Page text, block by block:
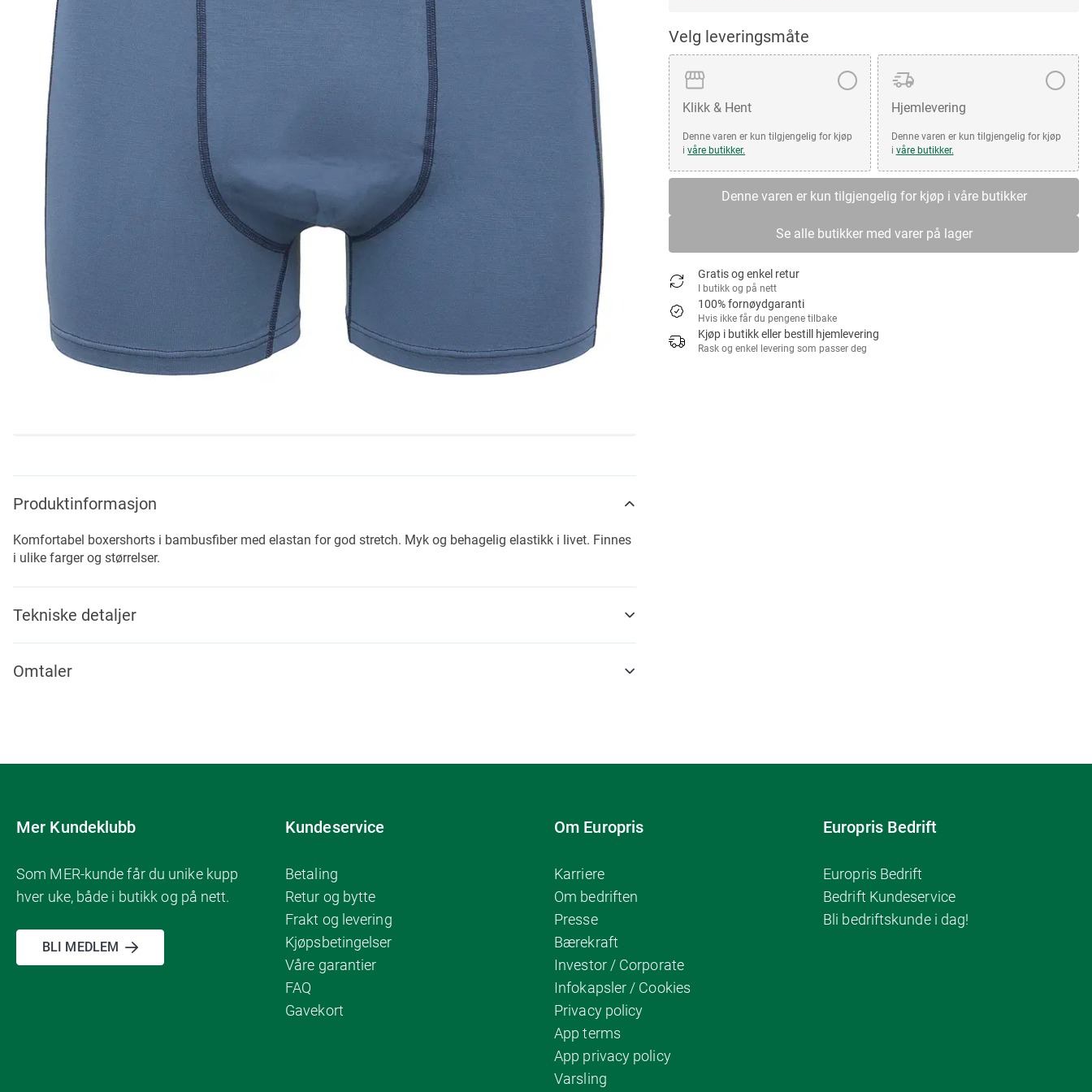
Velg leveringsmåte
Klikk & Hent
Denne varen er kun tilgjengelig for kjøp
ivåre butikker.
Hjemlevering
Denne varen er kun tilgjengelig for kjøp
i våre butikker.
Denne varen er kun tilgjengelig for kjøp i våre butikker
Se alle butikker med varer på lager
Gratis og enkel retur
I butikk og på nett
100% fornøydgaranti
Hvis ikke får du pengene tilbake
Kjøp i butikk eller bestill hjemlevering
Rask og enkel levering som passer deg
the
beginning
the
images
Produktinformasjon
Komfortabel boxershorts i bambusfiber med elastan for god stretch. Myk og behagelig elastikk i livet. Finnes
i ulike farger og størrelser.
Tekniske detaljer
Omtaler
Mer Kundeklubb
Som MER-kunde får du unike kupp
hver uke, både i butikk og på nett.
BLI MEDLEM
Kundeservice
Betaling
Retur og bytte
Frakt og levering
Kjøpsbetingelser
Våre garantier
FAQ
Gavekort
Om Europris
Karriere
Om bedriften
Presse
Bærekraft
Investor / Corporate
Infokapsler / Cookies
Privacy policy
App terms
App privacy policy
Varsling
Europris Bedrift
Europris Bedrift
Bedrift Kundeservice
Bli bedriftskunde i dag!